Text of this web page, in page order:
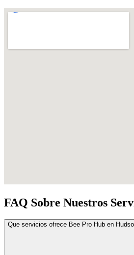
FAQ Sobre Nuestros
Que servicios ofrece Bee Pro Hub en